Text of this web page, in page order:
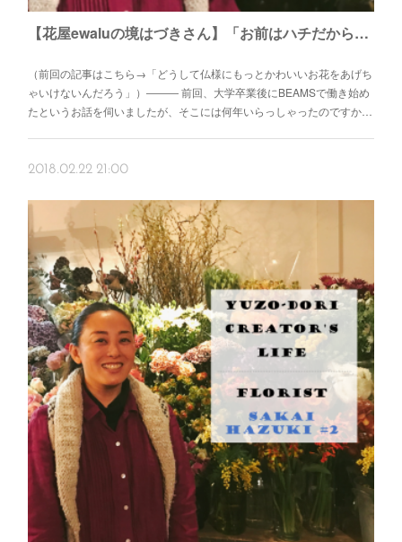
【花屋ewaluの境はづきさん】「お前はハチだから店の名前は『花八』で決定な」
（前回の記事はこちら→「どうして仏様にもっとかわいいお花をあげち
ゃいけないんだろう」）――― 前回、大学卒業後にBEAMSで働き始め
たというお話を伺いましたが、そこには何年いらっしゃったのですか…
2018.02.22 21:00